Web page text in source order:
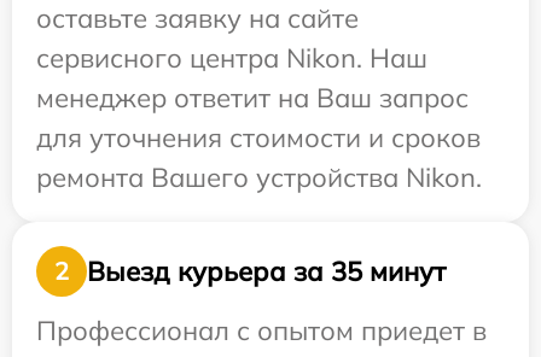
оставьте заявку на сайте
сервисного центра Nikon. Наш
менеджер ответит на Ваш запрос
для уточнения стоимости и сроков
ремонта Вашего устройства Nikon.
2
Выезд курьера за 35 минут
Профессионал с опытом приедет в